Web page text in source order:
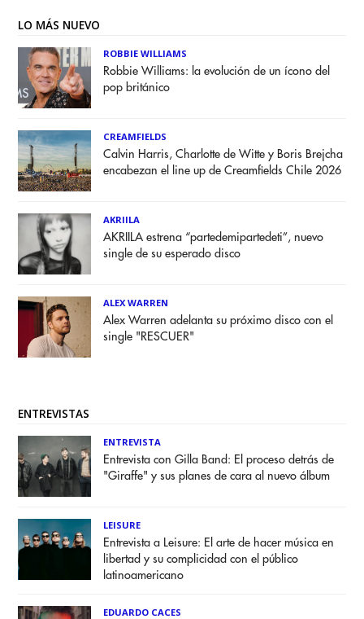
LO MÁS NUEVO
ROBBIE WILLIAMS
Robbie Williams: la evolución de un ícono del
pop británico
CREAMFIELDS
Calvin Harris, Charlotte de Witte y Boris Brejcha
encabezan el line up de Creamfields Chile 2026
AKRIILA
AKRIILA estrena “partedemipartedeti”, nuevo
single de su esperado disco
ALEX WARREN
Alex Warren adelanta su próximo disco con el
single "RESCUER"
ENTREVISTAS
ENTREVISTA
Entrevista con Gilla Band: El proceso detrás de
"Giraffe" y sus planes de cara al nuevo álbum
LEISURE
Entrevista a Leisure: El arte de hacer música en
libertad y su complicidad con el público
latinoamericano
EDUARDO CACES